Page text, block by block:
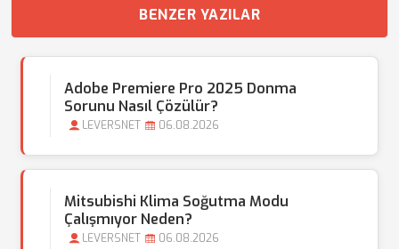
BENZER YAZILAR
Adobe Premiere Pro 2025 Donma
Sorunu Nasıl Çözülür?
LEVERSNET 06.08.2026
Mitsubishi Klima Soğutma Modu
Çalışmıyor Neden?
LEVERSNET 06.08.2026